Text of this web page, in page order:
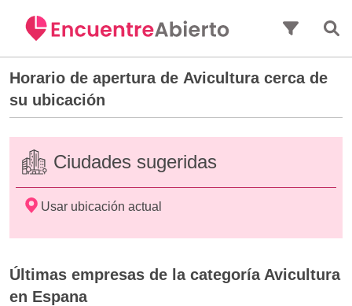
Horario de apertura de Aviculturacerca de
su ubicación
Ciudades sugeridas
Usar ubicación actual
Últimas empresas de la categoría Avicultura
en Espana